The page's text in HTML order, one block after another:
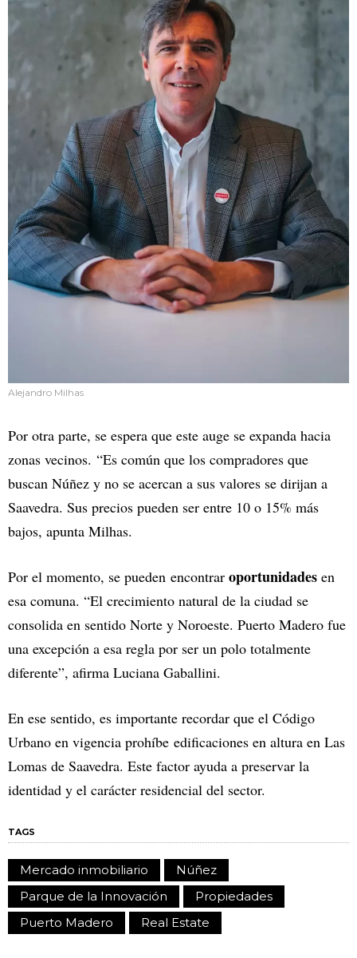
Alejandro Milhas
Por otra parte, se espera que este auge se expanda hacia
zonas vecinos. “Es común que los compradores que
buscan Núñez y no se acercan a sus valores se dirijan a
Saavedra. Sus precios pueden ser entre 10 o 15% más
bajos, apunta Milhas.
Por el momento, se pueden encontrar oportunidades en
esa comuna. “El crecimiento natural de la ciudad se
consolida en sentido Norte y Noroeste. Puerto Madero fue
una excepción a esa regla por ser un polo totalmente
diferente”, afirma Luciana Gaballini.
En ese sentido, es importante recordar que el Código
Urbano en vigencia prohíbe edificaciones en altura en Las
Lomas de Saavedra. Este factor ayuda a preservar la
identidad y el carácter residencial del sector.
TAGS
Mercado inmobiliario
Núñez
Parque de la Innovación
Propiedades
Puerto Madero
Real Estate